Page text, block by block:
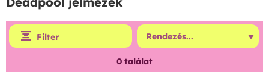
Filter
0 találat